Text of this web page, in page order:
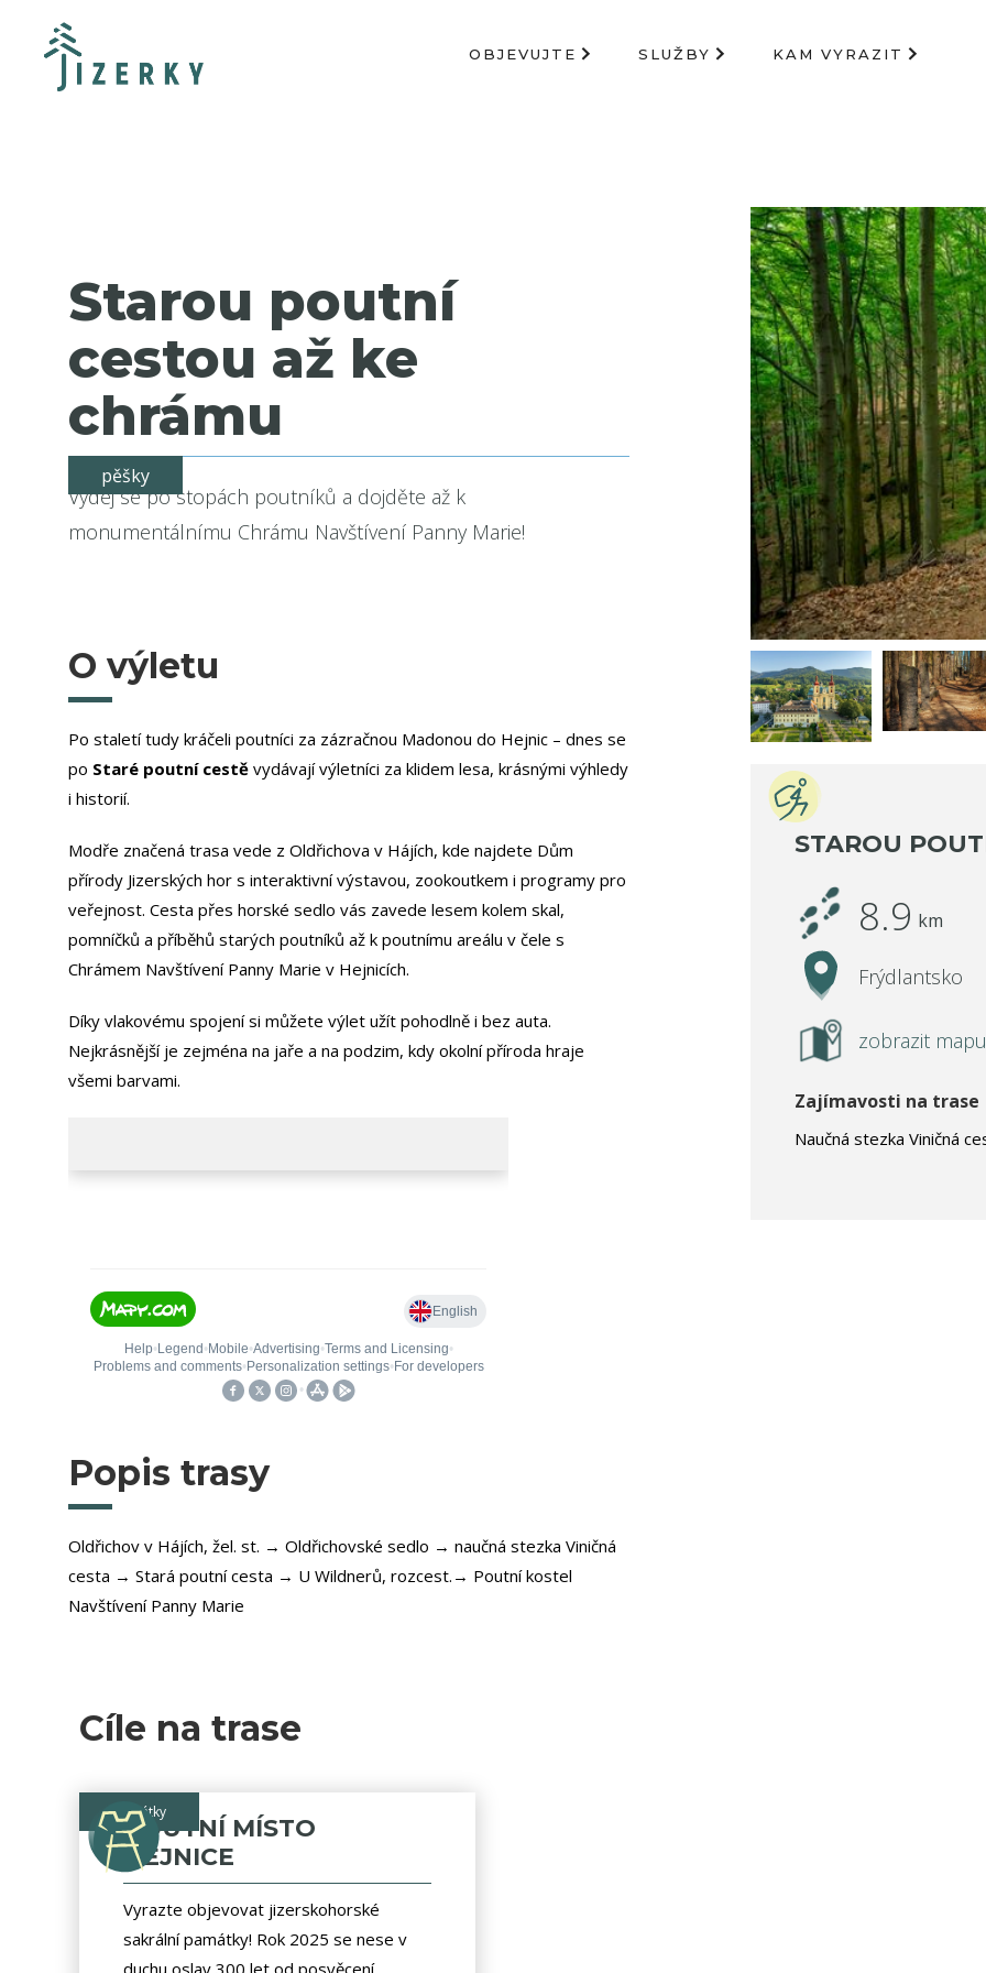
OBJEVUJTE SLUŽBY KAM VYRAZIT
Starou poutní
cestou až ke
chrámu
pěšky
Vydej se po stopách poutníků a dojděte až k
monumentálnímu Chrámu Navštívení Panny Marie!
O výletu
Po staletí tudy kráčeli poutníci za zázračnou Madonou do Hejnic – dnes se
po Staré poutní cestě vydávají výletníci za klidem lesa, krásnými výhledy
i historií.
Modře značená trasa vede z Oldřichova v Hájích, kde najdete Dům
přírody Jizerských hor s interaktivní výstavou, zookoutkem i programy pro
veřejnost. Cesta přes horské sedlo vás zavede lesem kolem skal,
pomníčků a příběhů starých poutníků až k poutnímu areálu v čele s
Chrámem Navštívení Panny Marie v Hejnicích.
Díky vlakovému spojení si můžete výlet užít pohodlně i bez auta.
Nejkrásnější je zejména na jaře a na podzim, kdy okolní příroda hraje
všemi barvami.
Popis trasy
Oldřichov v Hájích, žel. st. → Oldřichovské sedlo → naučná stezka Viničná
cesta → Stará poutní cesta → U Wildnerů, rozcest.→ Poutní kostel
Navštívení Panny Marie
STAROU
8.9 km
Frýdlantsko
zobrazit mapu
Zajímavosti na trase
Naučná stezka Viničná
Cíle na trase
památky
POUTNÍ MÍSTO
HEJNICE
Vyrazte objevovat jizerskohorské
sakrální památky! Rok 2025 se nese v